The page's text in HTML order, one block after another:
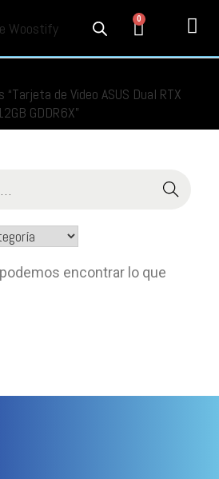
0
de Video ASUS Dual RTX
GDDR6X”
Buscar
encontrar lo que